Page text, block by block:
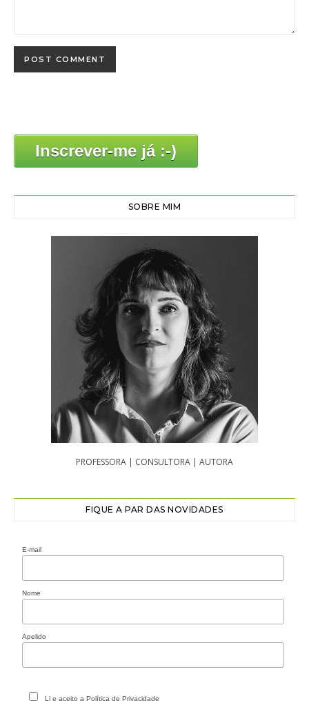
Inscrever-me já :-)
SOBRE MIM
PROFESSORA | CONSULTORA | AUTORA
FIQUE A PAR DAS NOVIDADES
E-mail
Nome
Apelido
Li e aceito a Política de Privacidade